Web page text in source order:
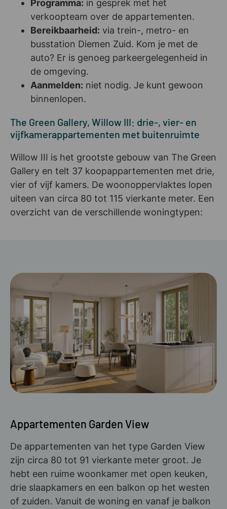
Programma: in gesprek met het
verkoopteam over de appartementen.
Bereikbaarheid: via trein-, metro- en
busstation Diemen Zuid. Kom je met de
auto? Er is genoeg parkeergelegenheid in
de omgeving.
Aanmelden: niet nodig. Je kunt gewoon
binnenlopen.
The Green Gallery, Willow III: drie-, vier- en
vijfkamerappartementen met buitenruimte
Willow III is het grootste gebouw van The Green
Gallery en telt 37 koopappartementen met drie,
vier of vijf kamers. De woonoppervlaktes lopen
uiteen van circa 80 tot 115 vierkante meter. Een
overzicht van de verschillende woningtypen:
Appartementen Garden View
De appartementen van het type Garden View
zijn circa 80 tot 91 vierkante meter groot. Je
hebt een ruime woonkamer met open keuken,
drie slaapkamers en een balkon op het westen
of zuiden. Vanuit de woning en vanaf je balkon